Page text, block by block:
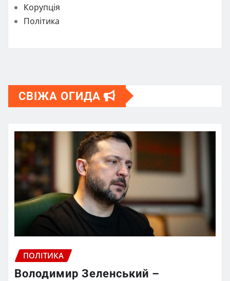
Корупція
Політика
СВІЖА ОГИДА
ПОЛІТИКА
Володимир Зеленський –